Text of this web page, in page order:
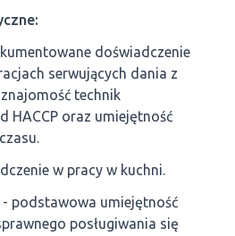
doświadczenie
serwujących dania z
technik
HACCP oraz umiejętność
w pracy w kuchni.
- podstawowa umiejętność
posługiwania się